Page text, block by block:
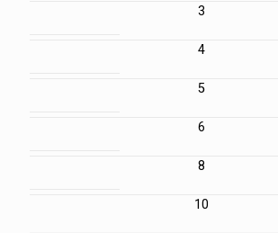
3
4
5
6
8
10